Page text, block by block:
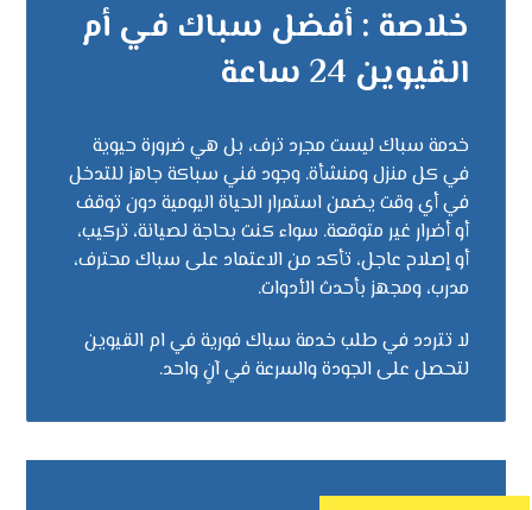
خلاصة : أفضل سباك في أم
القيوين 24 ساعة
خدمة سباك ليست مجرد ترف، بل هي ضرورة حيوية
في كل منزل ومنشأة. وجود فني سباكة جاهز للتدخل
في أي وقت يضمن استمرار الحياة اليومية دون توقف
أو أضرار غير متوقعة. سواء كنت بحاجة لصيانة، تركيب،
أو إصلاح عاجل، تأكد من الاعتماد على سباك محترف،
مدرب، ومجهز بأحدث الأدوات.
لا تتردد في طلب خدمة سباك فورية في ام القيوين
لتحصل على الجودة والسرعة في آنٍ واحد.